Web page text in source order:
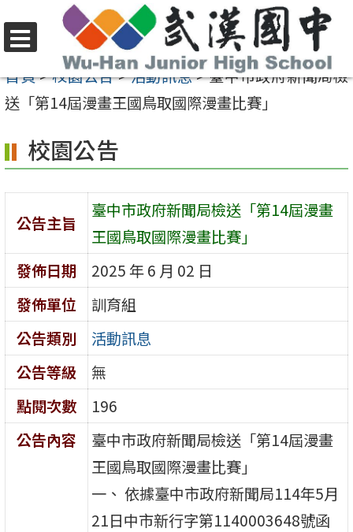
至
要
容
區
選
單
首頁>校園公告>活動訊息>臺中市政府新聞局檢
送「第14屆漫畫王國鳥取國際漫畫比賽」
校園公告
公告主旨
臺中市政府新聞局檢送「第14屆漫畫
王國鳥取國際漫畫比賽」
發佈日期
2025 年 6 月 02 日
發佈單位
訓育組
公告類別
活動訊息
公告等級
無
點閱次數
196
公告內容
臺中市政府新聞局檢送「第14屆漫畫
王國鳥取國際漫畫比賽」
一、 依據臺中市政府新聞局114年5月
21日中市新行字第1140003648號函